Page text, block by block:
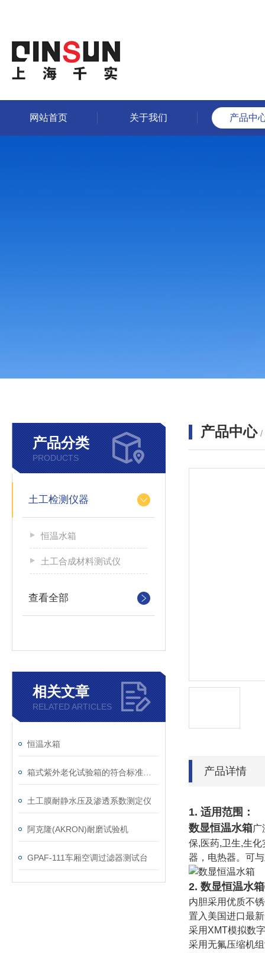
网站首页 关于我们 产品中
产品分类
PRODUCTS
土工检测仪器
恒温水箱
土工合成材料测试仪
查看全部
相关文章
RELATED ARTICLES
恒温水箱
土工膜耐静水压及渗透系数测定仪
阿克隆(AKRON)耐磨试验机
GPAF-111车厢空调过滤器测试台
产品中心 /
产品详情
1. 适用范围：
数显恒温水箱广
保,医药,卫生,生
器，电热器。可
2. 数显恒温水箱
内胆采用优质不
置入美国进口最
采用XMT模拟数
采用无氟压缩机